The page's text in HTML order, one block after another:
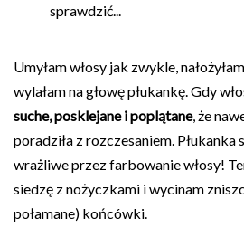
sprawdzić...
Umyłam włosy jak zwykle,
wylałam na głowę płukankę. Gdy
suche, posklejane i poplątane, że
poradziła z rozczesaniem. Płukanka
wrażliwe przez farbowanie włosy!
siedzę z nożyczkami i wycinam
połamane) końcówki.